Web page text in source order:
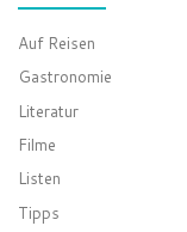
Auf Reisen
Gastronomie
Literatur
Filme
Listen
Tipps